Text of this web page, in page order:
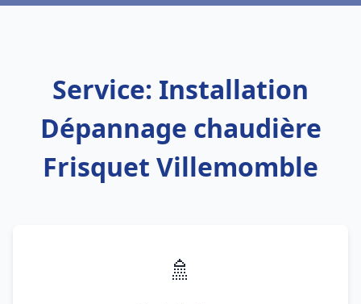
Service: Installation
Dépannage chaudière
Frisquet Villemomble
🚿